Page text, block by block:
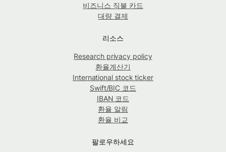
비즈니스 직불 카드
대량 결제
리소스
Research privacy policy
환율계산기
International stock ticker
Swift/BIC 코드
IBAN 코드
환율 알림
환율 비교
팔로우하세요